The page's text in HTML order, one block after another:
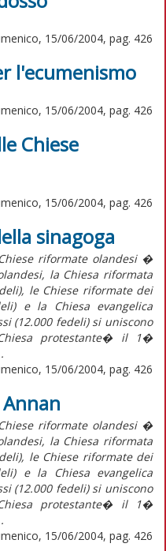
15/06/2004, pag. 426
l'ecumenismo
15/06/2004, pag. 426
Chiese
15/06/2004, pag. 426
sinagoga
riformate olandesi �
la Chiesa riformata
le Chiese riformate dei
e la Chiesa evangelica
(12.000 fedeli) si uniscono
protestante� il 1�
15/06/2004, pag. 426
riformate olandesi �
la Chiesa riformata
le Chiese riformate dei
e la Chiesa evangelica
(12.000 fedeli) si uniscono
protestante� il 1�
15/06/2004, pag. 426